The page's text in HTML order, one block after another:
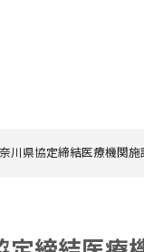
奈川県協定締結医療機関